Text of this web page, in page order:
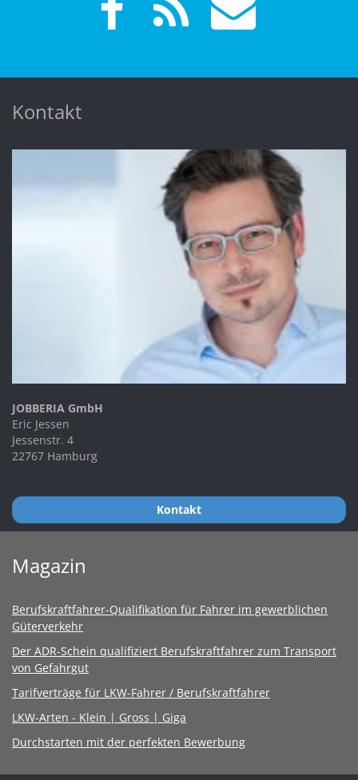
Kontakt
JOBBERIA GmbH
Eric Jessen
Jessenstr. 4
22767 Hamburg
Kontakt
Magazin
Berufskraftfahrer-Qualifikation für Fahrer im gewerblichen
Güterverkehr
Der ADR-Schein qualifiziert Berufskraftfahrer zum Transport
von Gefahrgut
Tarifverträge für LKW-Fahrer / Berufskraftfahrer
LKW-Arten - Klein | Gross | Giga
Durchstarten mit der perfekten Bewerbung